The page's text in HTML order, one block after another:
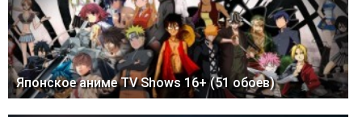
Японское аниме TV Shows 16+ (51 обоев)